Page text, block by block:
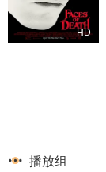
HD
播放组